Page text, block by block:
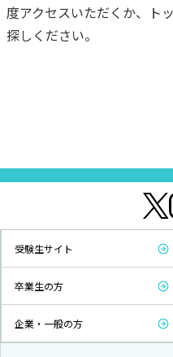
度アクセスいただくか、ト
探しください。
受験生サイト
卒業生の方
企業・一般の方